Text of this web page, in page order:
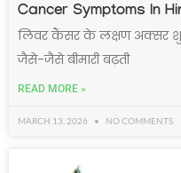
Cancer Symptoms In
लिवर कैंसर के लक्षण अक्सर
जैसे-जैसे बीमारी बढ़ती
READ MORE »
MARCH 13, 2026 NO COMMENTS